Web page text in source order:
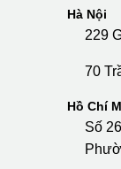
Hà Nội
229
70
Hồ Chí
Số